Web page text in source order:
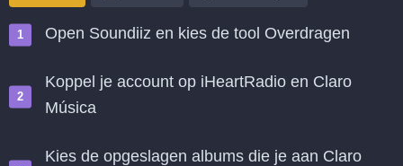
Open Soundiiz en kies de tool Overdragen
Koppel je account op iHeartRadio en Claro
Música
Kies de opgeslagen albums die je aan Claro